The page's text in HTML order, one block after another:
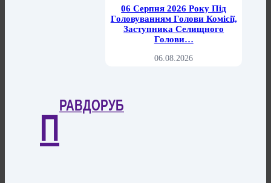
06 Серпня 2026 Року Під
Головуванням Голови Комісії,
Заступника Селищного
Голови…
06.08.2026
П
РАВДОРУБ